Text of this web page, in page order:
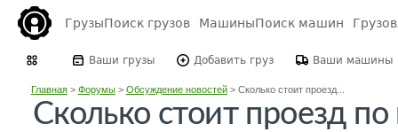
ГрузыПоиск грузов МашиныПоиск машин
Ваши грузы Добавить груз Ваши машины
Главная> Форумы> Обсуждение новостей> Сколько стоит проезд...
Сколько стоит проезд